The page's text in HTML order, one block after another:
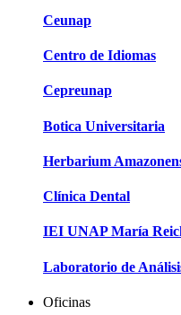
Ceunap
Centro de Idiomas
Cepreunap
Botica Universitaria
Herbarium
Clínica Dental
IEI UNAP María
Laboratorio de
Oficinas